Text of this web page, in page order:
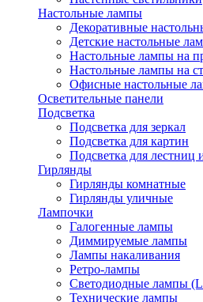
Настольные лампы
Декоративные
Детские настольные
Настольные лампы на
Настольные лампы на
Офисные настольные
Осветительные панели
Подсветка
Подсветка для зеркал
Подсветка для картин
Подсветка для лестниц
Гирлянды
Гирлянды комнатные
Гирлянды уличные
Лампочки
Галогенные лампы
Диммируемые лампы
Лампы накаливания
Ретро-лампы
Светодиодные лампы
Технические лампы